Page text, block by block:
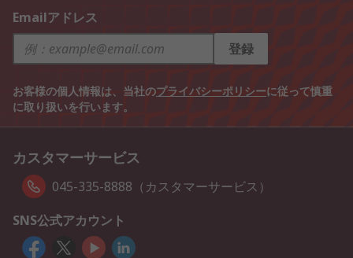
Emailアドレス
登録
お客様の個人情報は、当社のプライバシーポリシーに従って慎重
に取り扱いを行います。
カスタマーサービス
045-335-8888（カスタマーサービス）
SNS公式アカウント